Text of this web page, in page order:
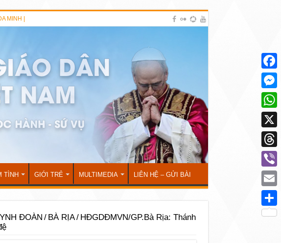
MINH |
TÌNH GIỚI TRẺ MULTIMEDIA LIÊN HỆ – GỬI BÀI
ĐOÀN / BÀ RỊA/ HĐGDĐMVN/GP.Bà Rịa: Thánh
X
Viber